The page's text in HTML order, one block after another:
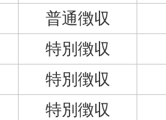
普通徴収
特別徴収
特別徴収
特別徴収